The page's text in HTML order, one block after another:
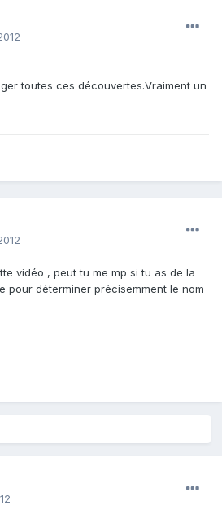
toutes ces découvertes.Vraiment un
vidéo , peut tu me mp si tu as de la
pour déterminer précisemment le nom